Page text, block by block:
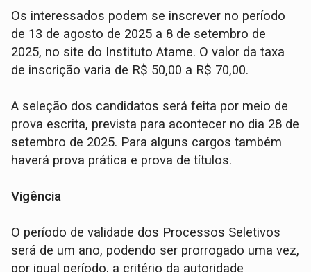
Os interessados podem se inscrever no período
de 13 de agosto de 2025 a 8 de setembro de
2025, no site do Instituto Atame. O valor da taxa
de inscrição varia de R$ 50,00 a R$ 70,00.
A seleção dos candidatos será feita por meio de
prova escrita, prevista para acontecer no dia 28 de
setembro de 2025. Para alguns cargos também
haverá prova prática e prova de títulos.
Vigência
O período de validade dos Processos Seletivos
será de um ano, podendo ser prorrogado uma vez,
por igual período, a critério da autoridade